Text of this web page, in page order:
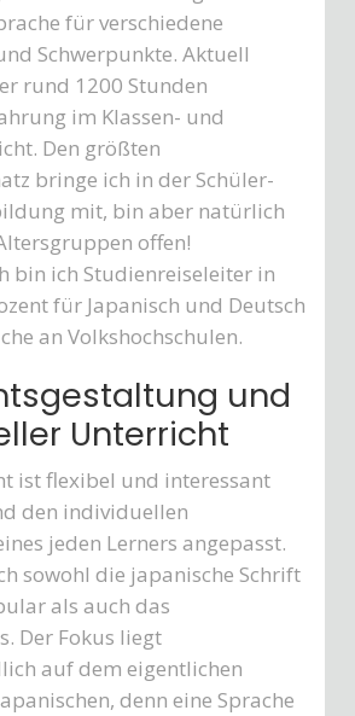
für verschiedene
Schwerpunkte. Aktuell
rund 1200 Stunden
im Klassen- und
Den größten
bringe ich in der Schüler-
mit, bin aber natürlich
offen!
bin ich Studienreiseleiter in
für Japanisch und Deutsch
an Volkshochschulen.
und
Unterricht
ist flexibel und interessant
den individuellen
jeden Lerners angepasst.
sowohl die japanische Schrift
als auch das
Der Fokus liegt
auf dem eigentlichen
denn eine Sprache